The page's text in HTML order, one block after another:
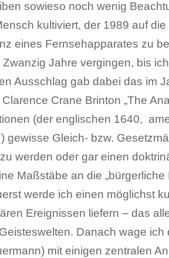
sowieso noch wenig
kultiviert, der 1989 auf
eines Fernsehapparates zu
Jahre vergingen, bis
Ausschlag gab dabei das im
Crane Brinton „The
(der englischen 1640,
Gleich- bzw.
werden oder gar einen
Maßstäbe an die „bürgerliche
werde ich einen möglichst
Ereignissen liefern – das
Danach wage ich
mit einigen zentralen